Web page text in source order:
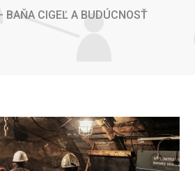
BAŇA CIGEĽ A BUDÚCNOSŤ